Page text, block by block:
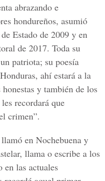
abrazando e
hondureños, asumió
Estado de 2009 y en
de 2017. Toda su
patriota; su poesía
ahí estará a la
y también de los
recordará que
crimen”.
en Nochebuena y
llama o escribe a los
en las actuales